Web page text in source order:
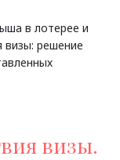
в лотерее и
визы: решение
визы.